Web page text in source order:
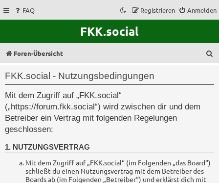
FAQ Anmelden
Registrieren
FKK.social
Foren-Übersicht
FKK.social - Nutzungsbedingungen
Mit dem Zugriff auf „FKK.social“
(„https://forum.fkk.social“) wird zwischen dir und dem
Betreiber ein Vertrag mit folgenden Regelungen
geschlossen:
1. NUTZUNGSVERTRAG
Mit dem Zugriff auf „FKK.social“ (im Folgenden „das Board“)
schließt du einen Nutzungsvertrag mit dem Betreiber des
Boards ab (im Folgenden „Betreiber“) und erklärst dich mit